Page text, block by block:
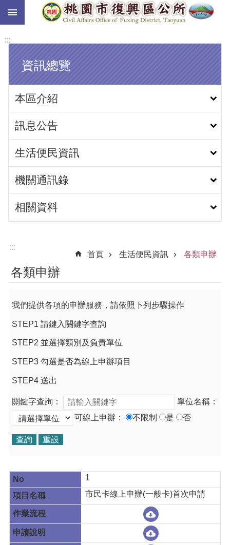
跳到主要內容區塊
:::
資訊總覽
本區介紹
訊息公告
生活便民資訊
機關通訊錄
相關資料
:::
首頁
生活便民資訊 各類申辦
各類申辦
我們提供各項的申辦服務，請依照下列步驟操作
STEP1 請鍵入關鍵字查詢
STEP2 並選擇類別及負責單位
STEP3 勾選是否為線上申辦項目
STEP4 送出
關鍵字查詢：
單位名稱：
可線上申辦：
不限制 是 否
1
市民卡線上申辦(一般卡)首次申請